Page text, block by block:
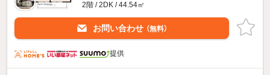
2階 / 2DK / 44.54㎡
お問い合わせ （無料）
提供